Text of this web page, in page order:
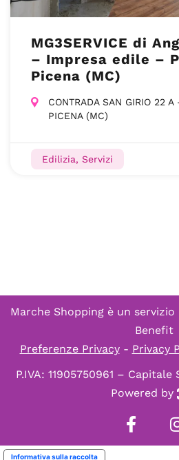
MG3SERVICE di
– Impresa edile –
Picena (MC)
CONTRADA SAN GIRIO 22
PICENA (MC)
Edilizia, Servizi
Marche Shopping è un servizio
Benefit
Preferenze Privacy- Privacy
P.IVA: 11905750961 –
Powered by
Informativa sulla raccolta